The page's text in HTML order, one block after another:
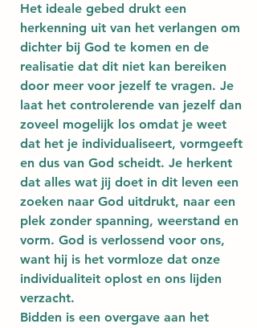
Het ideale gebed drukt een
herkenning uit van het verlangen om
dichter bij God te komen en de
realisatie dat dit niet kan bereiken
door meer voor jezelf te vragen. Je
laat het controlerende van jezelf dan
zoveel mogelijk los omdat je weet
dat het je individualiseert, vormgeeft
en dus van God scheidt. Je herkent
dat alles wat jij doet in dit leven een
zoeken naar God uitdrukt, naar een
plek zonder spanning, weerstand en
vorm. God is verlossend voor ons,
want hij is het vormloze dat onze
individualiteit oplost en ons lijden
verzacht.
Bidden is een overgave aan het